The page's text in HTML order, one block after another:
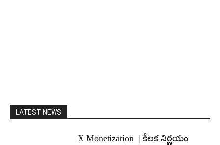
LATEST NEWS
X Monetization | కీలక నిర్ణయం